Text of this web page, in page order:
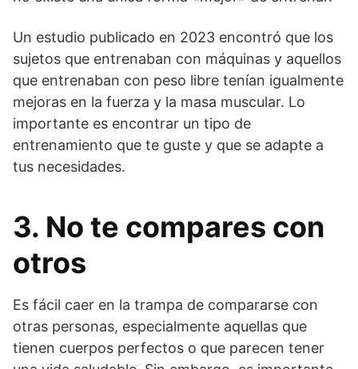
Un estudio publicado en 2023 encontró que los
sujetos que entrenaban con máquinas y aquellos
que entrenaban con peso libre tenían igualmente
mejoras en la fuerza y la masa muscular. Lo
importante es encontrar un tipo de
entrenamiento que te guste y que se adapte a
tus necesidades.
3. No te compares con
otros
Es fácil caer en la trampa de compararse con
otras personas, especialmente aquellas que
tienen cuerpos perfectos o que parecen tener